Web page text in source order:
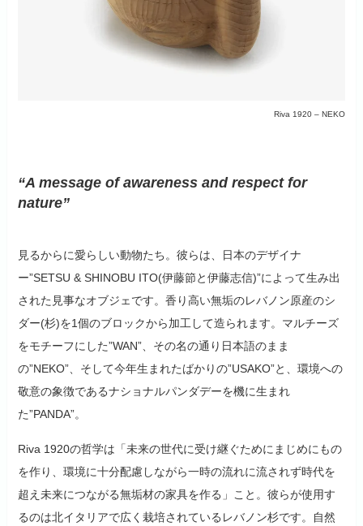
Riva 1920 – NEKO
“A message of awareness and respect for
nature”
見るからに愛らしい動物たち。彼らは、日本のデザイナ
ー”SETSU & SHINOBU ITO(伊藤節と伊藤志信)”によって生み出
された見事なオブジェです。香り高い無垢のレバノン原産のシ
ダー(杉)を1個のブロックから加工して造られます。マルチーズ
をモチーフにした”WAN”、その名の通り日本語のまま
の”NEKO”、そして今年生まれたばかりの”USAKO”と、環境への
敬意の象徴であるナショナルパンダデーを機に生まれ
た”PANDA”。
Riva 1920の哲学は「未来の世代に受け継ぐためにまじめにもの
を作り、環境に十分配慮しながら一時の流れに流されず時代を
超え未来につながる無垢材の家具を作る」こと。彼らが使用す
るのは北イタリアで広く栽培されているレバノン杉です。自然